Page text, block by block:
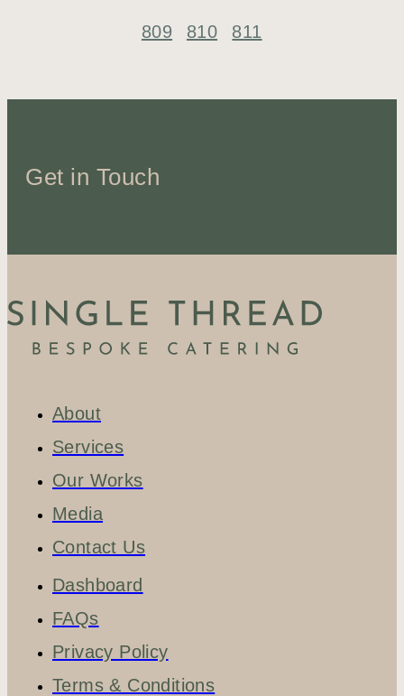
809 810 811
Get in Touch
About
Services
Our Works
Media
Contact Us
Dashboard
FAQs
Privacy Policy
Terms & Conditions